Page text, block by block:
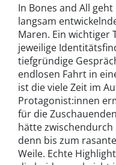
In Bones and All
langsam
Maren. Ein wichtiger
jeweilige
tiefgründige
endlosen Fahrt in
ist die viele Zeit im
Protagonist:innen
für die
hätte
denn bis zum
Weile. Echte